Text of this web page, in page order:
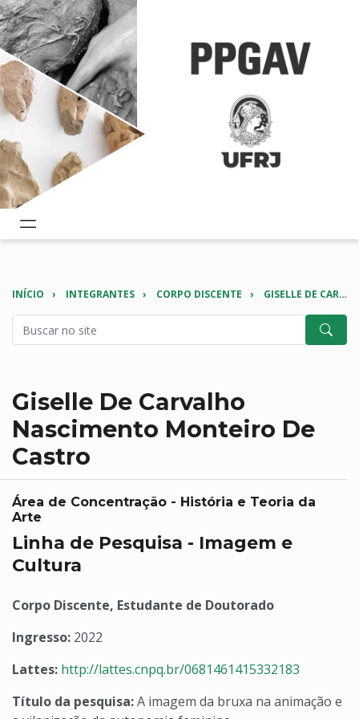
INÍCIO INTEGRANTES CORPO DISCENTE GISELLE DE CARVALHO NASCIMENTO MONTEIRO DE CASTRO
Giselle De Carvalho
Nascimento Monteiro De
Castro
Área de Concentração - História e Teoria da
Arte
Linha de Pesquisa - Imagem e
Cultura
Corpo Discente, Estudante de Doutorado
Ingresso: 2022
Lattes: http://lattes.cnpq.br/0681461415332183
Título da pesquisa:A imagem da bruxa na animação e